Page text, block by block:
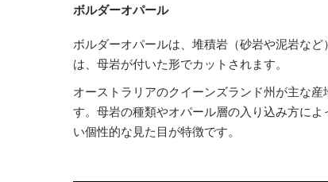
ボルダーオパール
ボルダーオパールは、堆積岩（砂岩や泥岩な
は、母岩が付いた形でカットされます。
オーストラリアのクイーンズランド州が主な
す。母岩の種類やオパール層の入り込み方に
い個性的な見た目が特徴です。